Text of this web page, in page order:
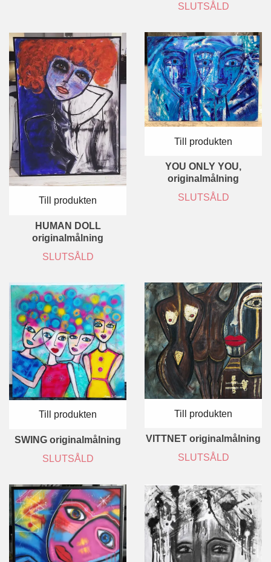
SLUTSÅLD
Till produkten
HUMAN DOLL
originalmålning
SLUTSÅLD
Till produkten
YOU ONLY YOU,
originalmålning
SLUTSÅLD
Till produkten
SWING originalmålning
SLUTSÅLD
Till produkten
VITTNET originalmålning
SLUTSÅLD